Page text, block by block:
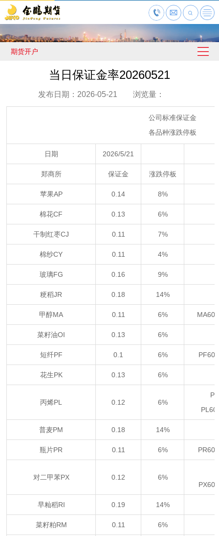
期货开户
当日保证金率20260521
发布日期：2026-05-21 浏览量：
公司标准保证金
各品种涨跌停板
日期 2026/5/21
郑商所 保证金 涨跌停板
苹果AP 0.14 8%
棉花CF 0.13 6%
干制红枣CJ 0.11 7%
棉纱CY 0.11 4%
玻璃FG 0.16 9%
粳稻JR 0.18 14%
甲醇MA 0.11 6%
菜籽油OI 0.13 6%
短纤PF 0.1 6%
花生PK 0.13 6%
丙烯PL 0.12 6%
普麦PM 0.18 14%
瓶片PR 0.11 6%
对二甲苯PX 0.12
6%
早籼稻RI 0.19 14%
菜籽粕RM 0.11 6%